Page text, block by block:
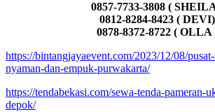
0857-7733-3808 (
0812-8284-8423 ( DEVI)
0878-8372-8722 ( OLLA
https://bintangjayaevent.com/2023/12/08/
nyaman-dan-empuk-purwakarta/
https://tendabekasi.com/sewa-tenda-pameran-
depok/